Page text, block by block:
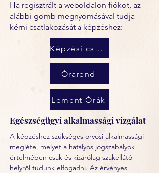
Ha regisztrált a weboldalon fiókot, az
alábbi gomb megnyomásával tudja
kérni csatlakozását a képzéshez:
Képzési csoport
Órarend
Lement Órák
Egészségügyi alkalmassági vizgálat
A képzéshez szükséges orvosi alkalmassági
megléte, melyet a hatályos jogszabályok
értelmében csak és kizárólag szakellátó
helyről tudunk elfogadni. Az érvényes